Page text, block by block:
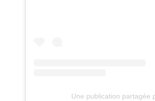
Une publication partagée